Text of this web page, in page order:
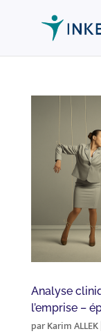
Analyse
l’emprise –
parKarim ALLEK